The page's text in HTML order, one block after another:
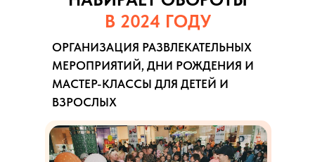
ОРГАНИЗАЦИЯ РАЗВЛЕКАТЕЛЬНЫХ
МЕРОПРИЯТИЙ, ДНИ РОЖДЕНИЯ И
МАСТЕР-КЛАССЫ ДЛЯ ДЕТЕЙ И
ВЗРОСЛЫХ
В 2024 ГОДУ